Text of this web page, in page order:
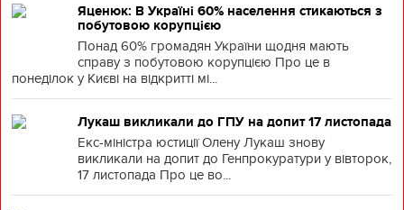
Яценюк: В Україні 60% населення стикаються з
побутовою корупцією
Понад 60% громадян України щодня мають
справу з побутовою корупцією Про це в
понеділок у Києві на відкритті мі...
Лукаш викликали до ГПУ на допит 17 листопада
Екс-міністра юстиції Олену Лукаш знову
викликали на допит до Генпрокуратури у вівторок,
17 листопада Про це во...